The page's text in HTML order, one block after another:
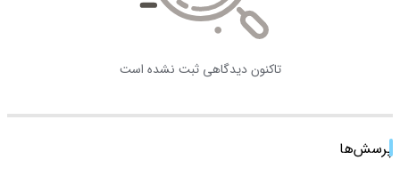
تاکنون دیدگاهی ثبت نشده است
پرسش‌ها